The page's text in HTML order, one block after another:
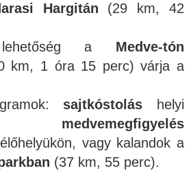
Hargitán (29 km, 42
lehetőség a Medve-tón
km, 1 óra 15 perc) várja a
sajtkóstolás helyi
medvemegfigyelés
vagy kalandok a
(37 km, 55 perc).